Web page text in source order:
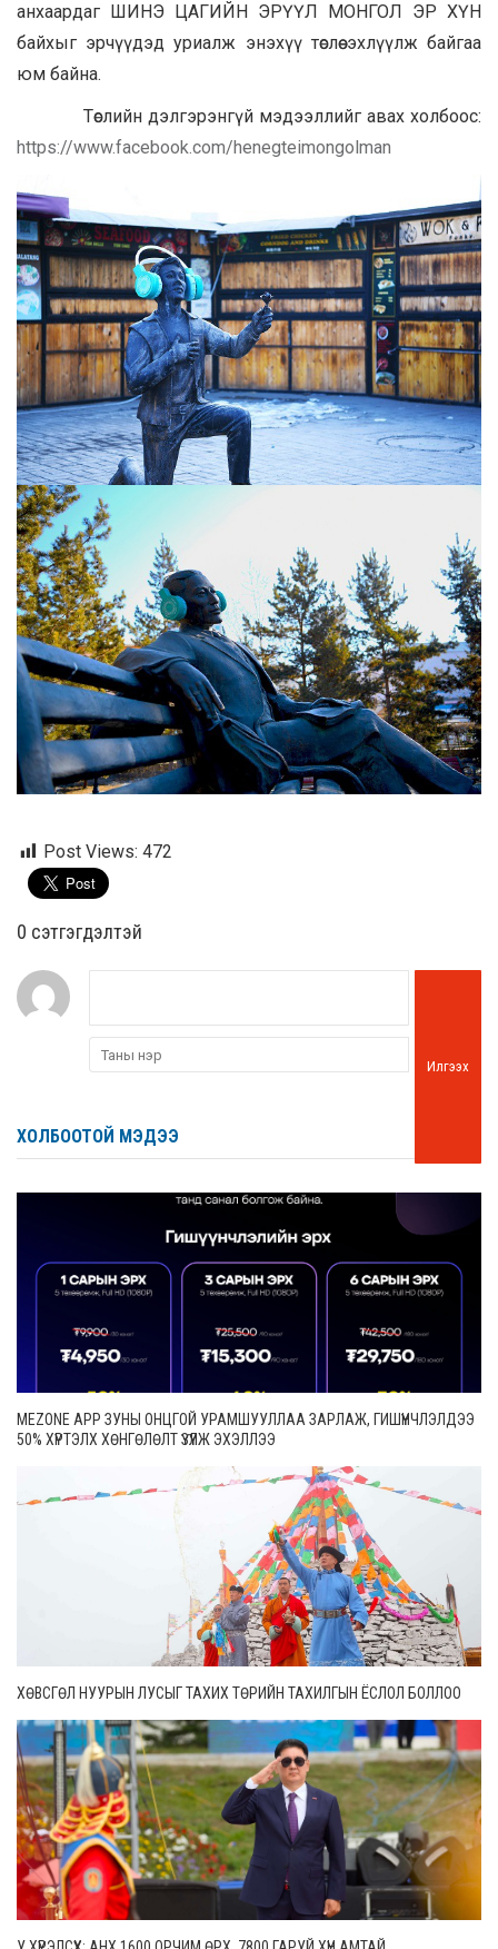
анхаардаг ШИНЭ ЦАГИЙН ЭРҮҮЛ МОНГОЛ ЭР ХҮН
байхыг эрчүүдэд уриалж энэхүү төслөө эхлүүлж байгаа
юм байна.
Төслийн дэлгэрэнгүй мэдээллийг авах холбоос:
https://www.facebook.com/henegteimongolman
Post Views: 472
0 cэтгэгдэлтэй
Илгээх
ХОЛБООТОЙ МЭДЭЭ
MEZONE APP ЗУНЫ ОНЦГОЙ УРАМШУУЛЛАА ЗАРЛАЖ, ГИШҮҮНЧЛЭЛДЭЭ
50% ХҮРТЭЛХ ХӨНГӨЛӨЛТ ҮЗҮҮЛЖ ЭХЭЛЛЭЭ
ХӨВСГӨЛ НУУРЫН ЛУСЫГ ТАХИХ ТӨРИЙН ТАХИЛГЫН ЁСЛОЛ БОЛЛОО